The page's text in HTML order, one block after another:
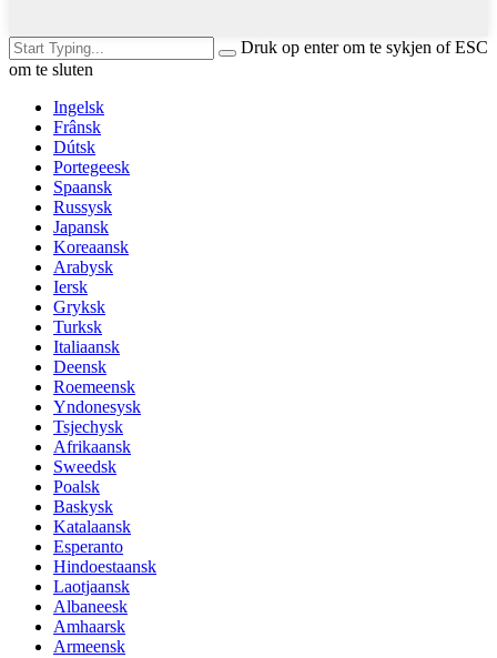
Druk op enter om te sykjen of ESC
om te sluten
Ingelsk
Frânsk
Dútsk
Portegeesk
Spaansk
Russysk
Japansk
Koreaansk
Arabysk
Iersk
Gryksk
Turksk
Italiaansk
Deensk
Roemeensk
Yndonesysk
Tsjechysk
Afrikaansk
Sweedsk
Poalsk
Baskysk
Katalaansk
Esperanto
Hindoestaansk
Laotjaansk
Albaneesk
Amhaarsk
Armeensk